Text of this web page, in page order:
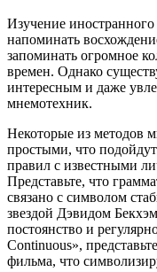
Изучение
напоминать
запоминать огромное
времен. Однако
интересным и даже
мнемотехник.
Некоторые из методов
простыми, что
правил с известными
Представьте, что
связано с символом
звездой Дэвидом
постоянство и
Continuous»,
фильма, что